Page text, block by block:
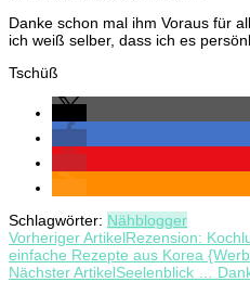
Danke schon mal ihm Voraus für
ich weiß selber, dass ich es
Tschüß
Schlagwörter: Nähblogger
Beitragsnavigation
Vorheriger ArtikelRezension:
einfache Rezepte aus Korea
Nächster ArtikelSeelenblick …